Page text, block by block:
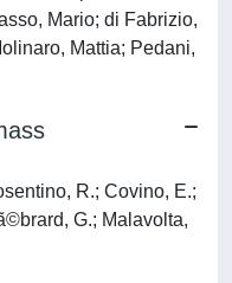
Mario; di Fabrizio,
Mattia; Pedani,
R.; Covino, E.;
G.; Malavolta,